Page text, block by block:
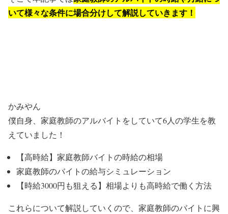
いて様々な条件に場合分けして解説していきます！
かみやん
僕自身、家庭教師のアルバイトをしていて6人の学生を教
えていました！
【高時給】家庭教師バイトの時給の相場
家庭教師のバイトの給与シミュレーション
【時給3000円も狙える】相場よりも高時給で働く方法
これらについて解説していくので、家庭教師のバイトに興